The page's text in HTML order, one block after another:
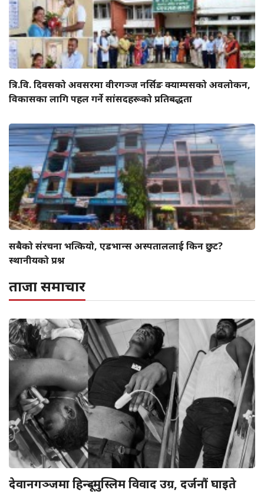
त्रि.वि. दिवसको अवसरमा वीरगञ्ज नर्सिङ क्याम्पसको अवलोकन,
विकासका लागि पहल गर्ने सांसदहरूको प्रतिबद्धता
सबैको संरचना भत्कियो, एडभान्स अस्पताललाई किन छुट?
स्थानीयको प्रश्न
ताजा समाचार
देवानगञ्जमा हिन्दू–मुस्लिम विवाद उग्र, दर्जनौं घाइते